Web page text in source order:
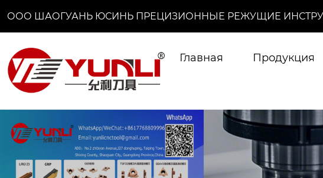
ООО ШАОГУАНЬ ЮСИНЬ ПРЕЦИЗИОННЫЕ РЕЖУЩИЕ
Главная Продукция